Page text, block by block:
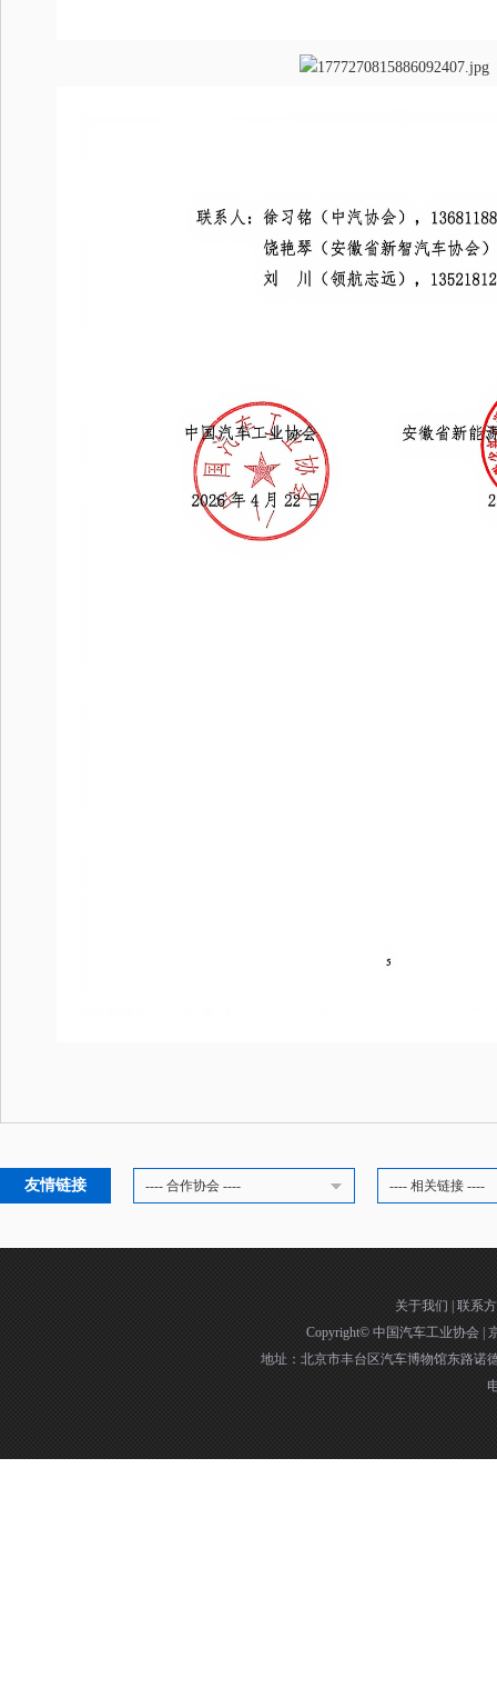
友情链接 ---- 合作协会 ---- ---- 相关链接 ----
关于我们
联系
Copyright© 中国汽车工业协会
地址：北京市丰台区汽车博物馆东路诺